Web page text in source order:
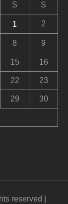
S S
1 2
8 9
15 16
22 23
29 30
reserved |